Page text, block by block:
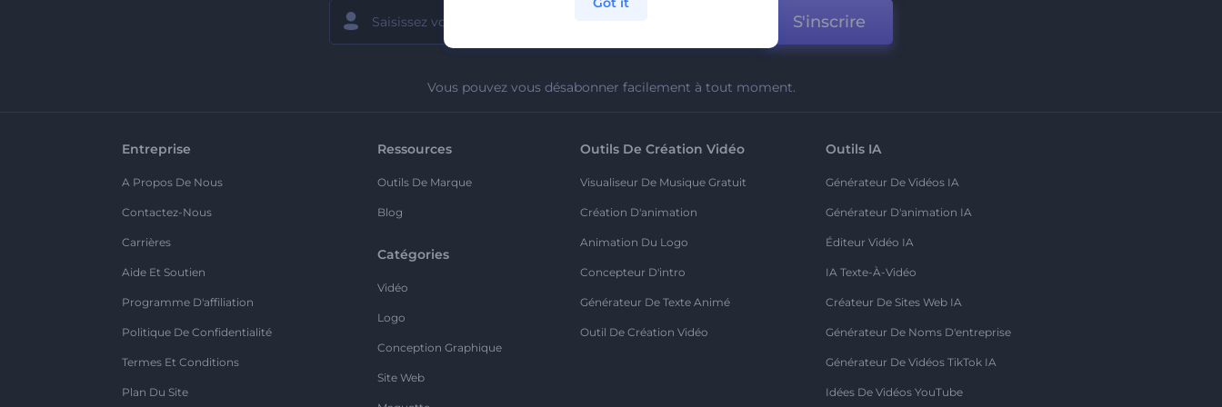
S'inscrire
Vous pouvez vous désabonner facilement à tout moment.
Entreprise
A Propos De Nous
Contactez-Nous
Carrières
Aide Et Soutien
Programme D'affiliation
Politique De Confidentialité
Termes Et Conditions
Plan Du Site
Ressources
Outils De Marque
Blog
Catégories
Vidéo
Logo
Conception Graphique
Site Web
Outils De Création Vidéo
Visualiseur De Musique Gratuit
Création D'animation
Animation Du Logo
Concepteur D'intro
Générateur De Texte Animé
Outil De Création Vidéo
Outils IA
Générateur De Vidéos IA
Générateur D'animation IA
Éditeur Vidéo IA
IA Texte-À-Vidéo
Créateur De Sites Web IA
Générateur De Noms D'entreprise
Générateur De Vidéos TikTok IA
Idées De Vidéos YouTube